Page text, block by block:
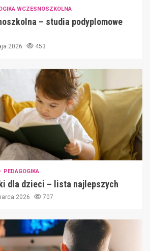
WCZESNOSZKOLNA
– studia podyplomowe
2026 453
PEDAGOGIKA
dla dzieci – lista najlepszych
2026 707